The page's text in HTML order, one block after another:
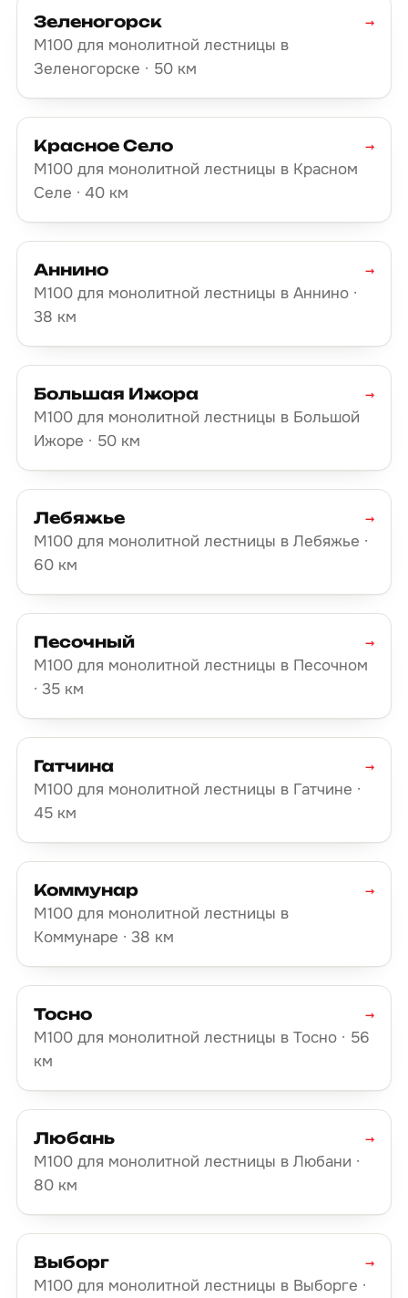
Зеленогорск
М100 для монолитной лестницы в
Зеленогорске · 50 км
→
Красное Село
М100 для монолитной лестницы в Красном
Селе · 40 км
→
Аннино
М100 для монолитной лестницы в Аннино ·
38 км
→
Большая Ижора
М100 для монолитной лестницы в Большой
Ижоре · 50 км
→
Лебяжье
М100 для монолитной лестницы в Лебяжье ·
60 км
→
Песочный
М100 для монолитной лестницы в Песочном
· 35 км
→
Гатчина
М100 для монолитной лестницы в Гатчине ·
45 км
→
Коммунар
М100 для монолитной лестницы в
Коммунаре · 38 км
→
Тосно
М100 для монолитной лестницы в Тосно · 56
км
→
Любань
М100 для монолитной лестницы в Любани ·
80 км
→
Выборг
М100 для монолитной лестницы в Выборге ·
→